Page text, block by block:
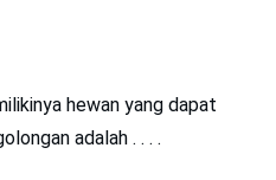
hewan yang dapat
adalah . . . .